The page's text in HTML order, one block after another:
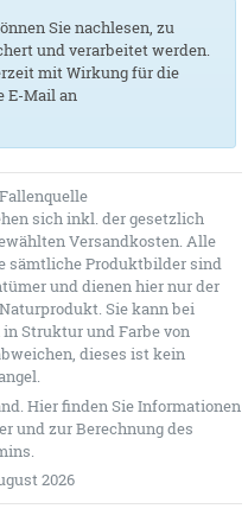
Sie nachlesen, zu
und verarbeitet werden.
mit Wirkung für die
E-Mail an
sich inkl. der gesetzlich
Versandkosten. Alle
sämtliche Produktbilder sind
und dienen hier nur der
Sie kann bei
Struktur und Farbe von
dieses ist kein
Hierfinden Sie Informationen
und zur Berechnung des
2026